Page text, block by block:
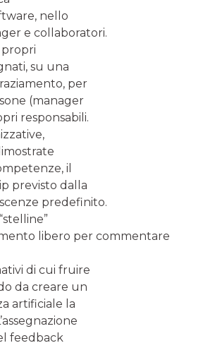
nello
e collaboratori.
propri
su una
per
(manager
responsabili.
il
previsto dalla
predefinito.
libero per commentare
di cui fruire
da creare un
artificiale la
feedback